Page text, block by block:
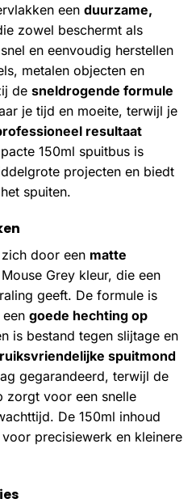
een duurzame,
zowel beschermt als
en eenvoudig herstellen
metalen objecten en
de sneldrogende formule
je tijd en moeite, terwijl je
resultaat
150ml spuitbus is
projecten en biedt
spuiten.
door een matte
Grey kleur, die een
geeft. De formule is
goede hechting op
is bestand tegen slijtage en
spuitmond
gegarandeerd, terwijl de
zorgt voor een snelle
De 150ml inhoud
precisiewerk en kleinere